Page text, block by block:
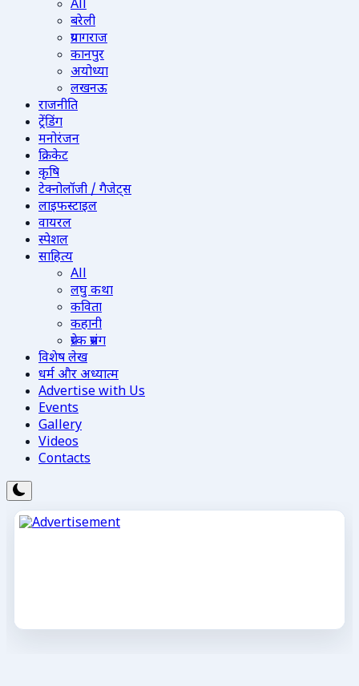
All
बरेली
प्रयागराज
कानपुर
अयोध्या
लखनऊ
राजनीति
ट्रेंडिंग
मनोरंजन
क्रिकेट
कृषि
टेक्नोलॉजी / गैजेट्स
लाइफस्टाइल
वायरल
स्पेशल
साहित्य
All
लघु कथा
कविता
कहानी
प्रेरक प्रसंग
विशेष लेख
धर्म और अध्यात्म
Advertise with Us
Events
Gallery
Videos
Contacts